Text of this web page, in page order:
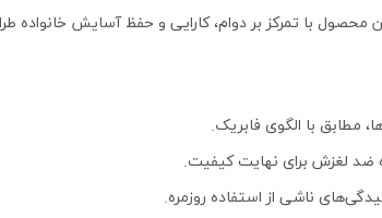
مطابق با الگوی فابریک.
ضد لغزش برای نهایت کیفیت.
ناشی از استفاده روزمره.